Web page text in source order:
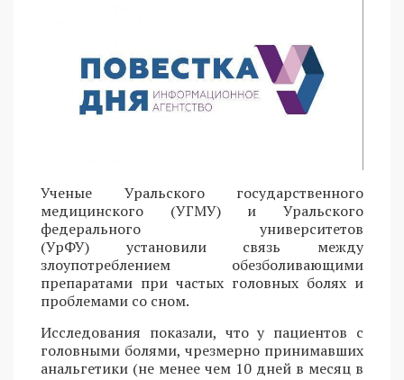
Ученые Уральского государственного
медицинского (УГМУ) и Уральского
федерального университетов
(УрФУ) установили связь между
злоупотреблением обезболивающими
препаратами при частых головных болях и
проблемами со сном.
Исследования показали, что у пациентов с
головными болями, чрезмерно принимавших
анальгетики (не менее чем 10 дней в месяц в